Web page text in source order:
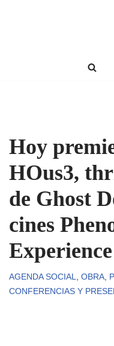
Hoy
HOus3,
de Ghost
cines
AGENDA SOCIAL, OBRA,
CONFERENCIAS Y